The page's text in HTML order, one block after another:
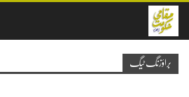
براؤزنگ ٹیگ